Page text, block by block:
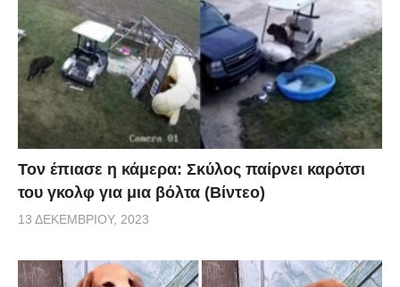
Τον έπιασε η κάμερα: Σκύλος παίρνει καρότσι
του γκολφ για μια βόλτα (Βίντεο)
13 ΔΕΚΕΜΒΡΊΟΥ, 2023